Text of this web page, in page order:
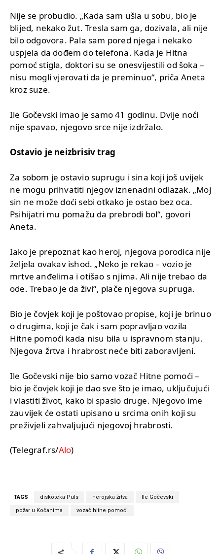
Nije se probudio. „Kada sam ušla u sobu, bio je
blijed, nekako žut. Tresla sam ga, dozivala, ali nije
bilo odgovora. Pala sam pored njega i nekako
uspjela da dođem do telefona. Kada je Hitna
pomoć stigla, doktori su se onesvijestili od šoka –
nisu mogli vjerovati da je preminuo“, priča Aneta
kroz suze.
Ile Gočevski imao je samo 41 godinu. Dvije noći
nije spavao, njegovo srce nije izdržalo.
Ostavio je neizbrisiv trag
Za sobom je ostavio suprugu i sina koji još uvijek
ne mogu prihvatiti njegov iznenadni odlazak. „Moj
sin ne može doći sebi otkako je ostao bez oca.
Psihijatri mu pomažu da prebrodi bol“, govori
Aneta.
Iako je prepoznat kao heroj, njegova porodica nije
željela ovakav ishod. „Neko je rekao – vozio je
mrtve anđelima i otišao s njima. Ali nije trebao da
ode. Trebao je da živi“, plače njegova supruga.
Bio je čovjek koji je poštovao propise, koji je brinuo
o drugima, koji je čak i sam popravljao vozila
Hitne pomoći kada nisu bila u ispravnom stanju.
Njegova žrtva i hrabrost neće biti zaboravljeni.
Ile Gočevski nije bio samo vozač Hitne pomoći –
bio je čovjek koji je dao sve što je imao, uključujući
i vlastiti život, kako bi spasio druge. Njegovo ime
zauvijek će ostati upisano u srcima onih koji su
preživjeli zahvaljujući njegovoj hrabrosti.
(Telegraf.rs/Alo)
TAGS diskoteka Puls herojska žrtva Ile Gočevski
požar u Kočanima vozač hitne pomoći